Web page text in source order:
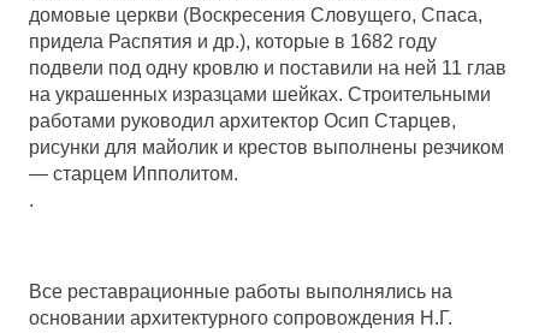
домовые церкви (Воскресения Словущего, Спаса,
придела Распятия и др.), которые в 1682 году
подвели под одну кровлю и поставили на ней 11 глав
на украшенных изразцами шейках. Строительными
работами руководил архитектор Осип Старцев,
рисунки для майолик и крестов выполнены резчиком
— старцем Ипполитом.
.
Все реставрационные работы выполнялись на
основании архитектурного сопровождения Н.Г.